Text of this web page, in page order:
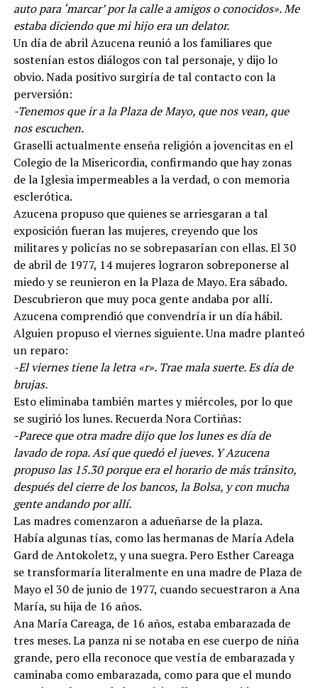
auto para ‘marcar’ por la calle a amigos o conocidos». Me
estaba diciendo que mi hijo era un delator.
Un día de abril Azucena reunió a los familiares que
sostenían estos diálogos con tal personaje, y dijo lo
obvio. Nada positivo surgiría de tal contacto con la
perversión:
-Tenemos que ir a la Plaza de Mayo, que nos vean, que
nos escuchen.
Graselli actualmente enseña religión a jovencitas en el
Colegio de la Misericordia, confirmando que hay zonas
de la Iglesia impermeables a la verdad, o con memoria
esclerótica.
Azucena propuso que quienes se arriesgaran a tal
exposición fueran las mujeres, creyendo que los
militares y policías no se sobrepasarían con ellas. El 30
de abril de 1977, 14 mujeres lograron sobreponerse al
miedo y se reunieron en la Plaza de Mayo. Era sábado.
Descubrieron que muy poca gente andaba por allí.
Azucena comprendió que convendría ir un día hábil.
Alguien propuso el viernes siguiente. Una madre planteó
un reparo:
-El viernes tiene la letra «r». Trae mala suerte. Es día de
brujas.
Esto eliminaba también martes y miércoles, por lo que
se sugirió los lunes. Recuerda Nora Cortiñas:
-Parece que otra madre dijo que los lunes es día de
lavado de ropa. Así que quedó el jueves. Y Azucena
propuso las 15.30 porque era el horario de más tránsito,
después del cierre de los bancos, la Bolsa, y con mucha
gente andando por allí.
Las madres comenzaron a adueñarse de la plaza.
Había algunas tías, como las hermanas de María Adela
Gard de Antokoletz, y una suegra. Pero Esther Careaga
se transformaría literalmente en una madre de Plaza de
Mayo el 30 de junio de 1977, cuando secuestraron a Ana
María, su hija de 16 años.
Ana María Careaga, de 16 años, estaba embarazada de
tres meses. La panza ni se notaba en ese cuerpo de niña
grande, pero ella reconoce que vestía de embarazada y
caminaba como embarazada, como para que el mundo